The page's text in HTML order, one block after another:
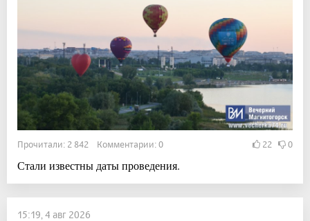
Прочитали: 2 842 Комментарии: 0 22 0
Стали известны даты проведения.
15:19, 4 авг 2026